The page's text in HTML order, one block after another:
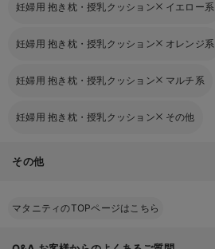
妊婦用 抱き枕・授乳クッション イエロー系
妊婦用 抱き枕・授乳クッション オレンジ系
妊婦用 抱き枕・授乳クッション マルチ系
妊婦用 抱き枕・授乳クッション その他
その他
マタニティのTOPページはこちら